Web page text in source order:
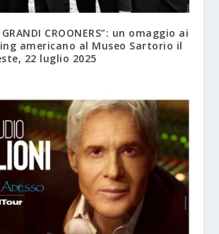
CROONERS”: un omaggio ai
americano al Museo Sartorio il
22 luglio 2025